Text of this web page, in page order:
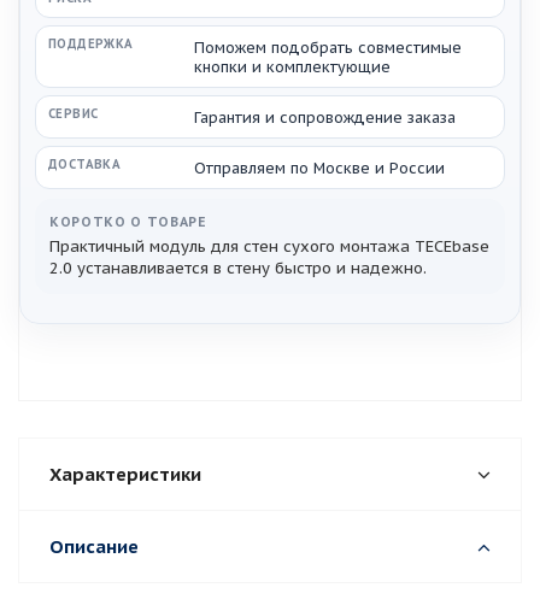
ПОДДЕРЖКА
Поможем подобрать совместимые
кнопки и комплектующие
СЕРВИС Гарантия и сопровождение заказа
ДОСТАВКА Отправляем по Москве и России
КОРОТКО О ТОВАРЕ
Практичный модуль для стен сухого монтажа TECEbase
2.0 устанавливается в стену быстро и надежно.
Описание
Характеристики